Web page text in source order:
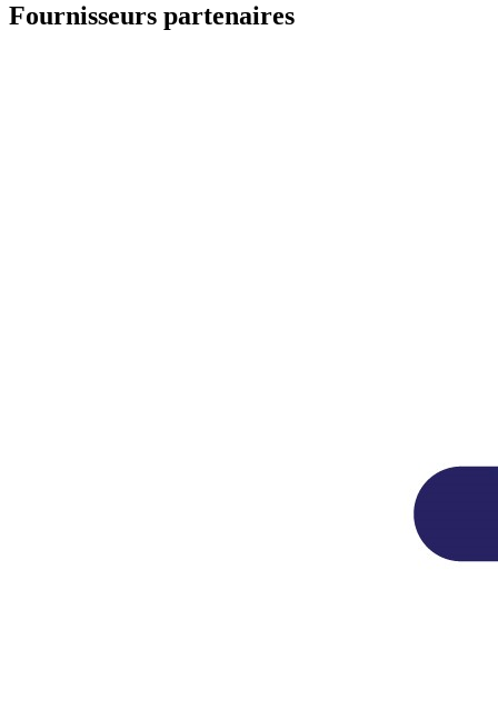
Fournisseurs partenaires